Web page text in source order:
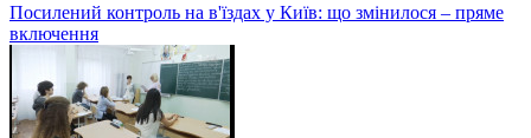
Посилений контроль на в'їздах у Київ: що змінилося – пряме
включення